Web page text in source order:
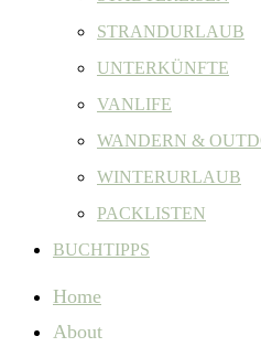
STRANDURLAUB
UNTERKÜNFTE
VANLIFE
WANDERN &
WINTERURLAUB
PACKLISTEN
BUCHTIPPS
Home
About